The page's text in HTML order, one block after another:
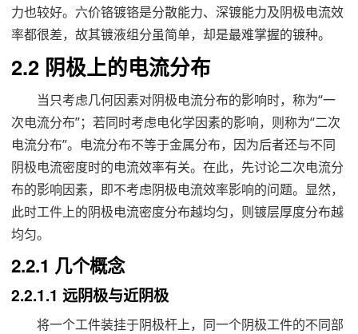
力也较好。六价铬镀铬是分散能力、深镀能力及阴极电流效
率都很差，故其镀液组分虽简单，却是最难掌握的镀种。
2.2 阴极上的电流分布
当只考虑几何因素对阴极电流分布的影响时，称为“一
次电流分布”；若同时考虑电化学因素的影响，则称为“二次
电流分布”。电流分布不等于金属分布，因为后者还与不同
阴极电流密度时的电流效率有关。在此，先讨论二次电流分
布的影响因素，即不考虑阴极电流效率影响的问题。显然，
此时工件上的阴极电流密度分布越均匀，则镀层厚度分布越
均匀。
2.2.1 几个概念
2.2.1.1 远阴极与近阴极
将一个工件装挂于阴极杆上，同一个阴极工件的不同部